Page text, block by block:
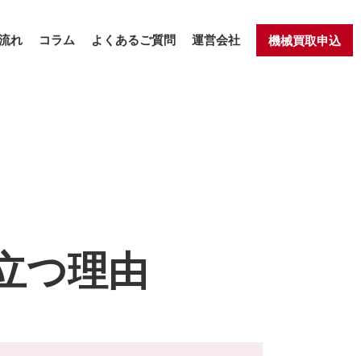
れ コラム よくあるご質問 運営会社 機械買取申込
つ理由